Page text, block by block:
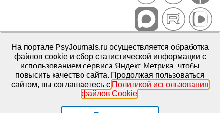
Портал психологических изданий PsyJournals.ru, 2007–2026
Правила использования материалов
Свидетельство регистрации СМИЭл № ФС77-66447 от 14 июля
2016 г.
Издатель: ФГБОУ ВО МГППУ
На портале PsyJournals.ru осуществляется обработка
файлов cookie и сбор статистической информации с
использованием сервиса Яндекс.Метрика, чтобы
повысить качество сайта. Продолжая пользоваться
сайтом, вы соглашаетесь с Политикой использования
файлов Cookie.